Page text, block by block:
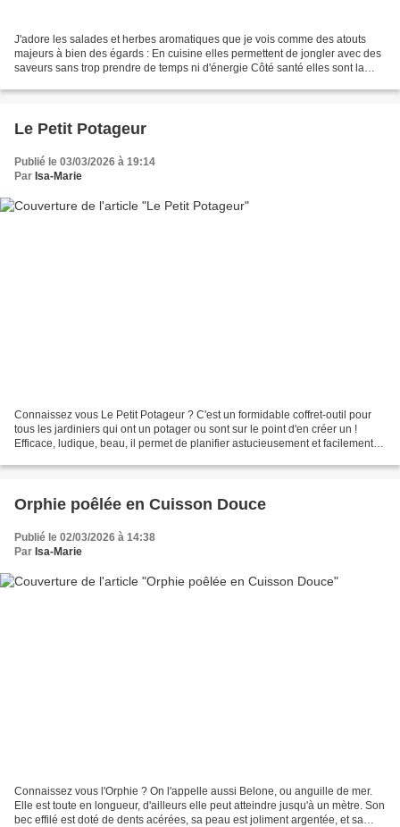
J'adore les salades et herbes aromatiques que je vois comme des atouts
majeurs à bien des égards : En cuisine elles permettent de jongler avec des
saveurs sans trop prendre de temps ni d'énergie Côté santé elles sont la
Le Petit Potageur
Publié le 03/03/2026 à 19:14
Par Isa-Marie
Connaissez vous Le Petit Potageur ? C'est un formidable coffret-outil pour
tous les jardiniers qui ont un potager ou sont sur le point d'en créer un !
Efficace, ludique, beau, il permet de planifier astucieusement et facilement
Orphie poêlée en Cuisson Douce
Publié le 02/03/2026 à 14:38
Par Isa-Marie
Connaissez vous l'Orphie ? On l'appelle aussi Belone, ou anguille de mer.
Elle est toute en longueur, d'ailleurs elle peut atteindre jusqu'à un mètre. Son
bec effilé est doté de dents acérées, sa peau est joliment argentée, et sa